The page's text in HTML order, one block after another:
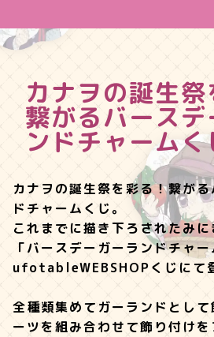
カナヲの誕生祭
繋がるバースデ
ンドチャームく
カナヲの誕生祭を彩る！繋が
ドチャームくじ。
これまでに描き下ろされたみ
「バースデーガーランドチャ
ufotableWEBSHOPくじにて
全種類集めてガーランドとし
ーツを組み合わせて飾り付け